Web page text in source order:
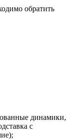
обратить
динамики,
с